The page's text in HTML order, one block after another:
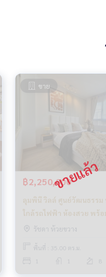
ขาย
฿2,250,000
ลุมพินี วิลล์ ศูนย์วัฒนธรรม
ใกล้รถไฟฟ้า ห้องสวย พร้อ
รัชดา ห้วยขวาง
พื้นที่ : 35.00 ตร.ม.
8